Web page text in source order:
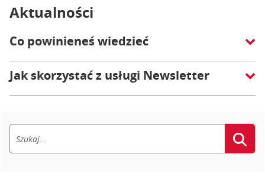
Aktualności
Co powinieneś wiedzieć
Jak skorzystać z usługi Newsletter